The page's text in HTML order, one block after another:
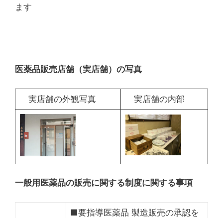
ます
医薬品販売店舗（実店舗）の写真
実店舗の外観写真 実店舗の内部
一般用医薬品の販売に関する制度に関する事項
■要指導医薬品 製造販売の承認を